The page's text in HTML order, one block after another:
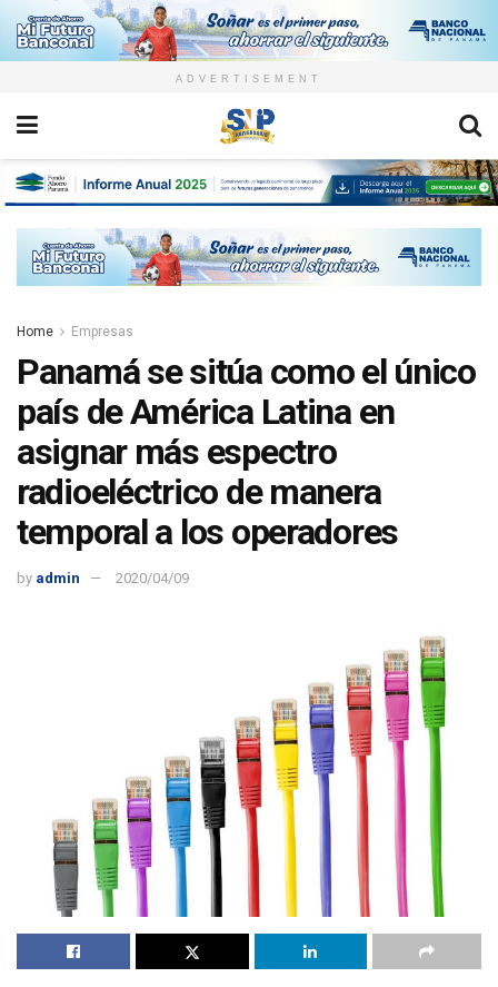
ADVERTISEMENT
Home Empresas
Panamá se sitúa como el único
país de América Latina en
asignar más espectro
radioeléctrico de manera
temporal a los operadores
by admin 2020/04/09